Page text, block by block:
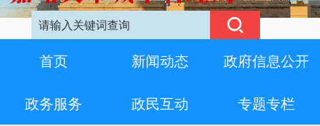
首页 新闻动态 政府信息公开
政务服务 政民互动 专题专栏